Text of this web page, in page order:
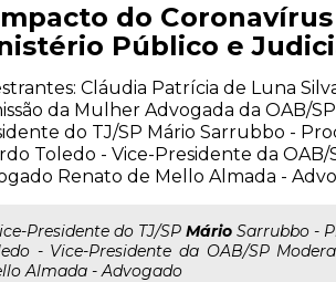
do
Público e
Cláudia Patrícia de Luna
da Mulher Advogada da OAB/
do TJ/SP Mário Sarrubbo -
Toledo - Vice-Presidente da
Renato de Mello Almada -
Presidente do TJ/SPMário Sarrubbo -
- Vice-Presidente da OAB/SP
Almada - Advogado